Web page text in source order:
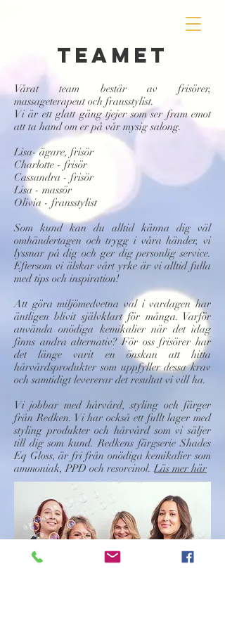
TEAMET
Vårat team består av frisörer,
massageterapeut och fransstylist.
Vi är ett glatt gäng tjejer som ser fram emot
att ta hand om er på vår mysig salong.
Lisa- ägare, frisör
Charlotte - frisör
Cassandra - frisör
Lisa - massör
Olivia - fransstylist
Som kund kan du alltid känna dig väl
omhändertagen och trygg i våra händer, vi
lyssnar på dig och ger dig personlig service.
Eftersom vi älskar vårt yrke är vi alltid fulla
med tips och inspiration!
Att göra miljömedvetna val i vardagen har
äntligen blivit självklart för många. Varför
använda onödiga kemikalier när det idag
finns andra alternativ? För oss frisörer har
det länge varit en önskan att hitta
hårvårdsprodukter som uppfyller dessa krav
och samtidigt levererar det resultat vi vill ha.
Vi jobbar med hårvård, styling och färger
från Redken. Vi har också ett fullt lager med
styling produkter och hårvård som vi säljer
till dig som kund. Redkens färgserie Shades
Eq Gloss, är fri från onödiga kemikalier som
ammoniak, PPD och resorcinol.Läs mer här